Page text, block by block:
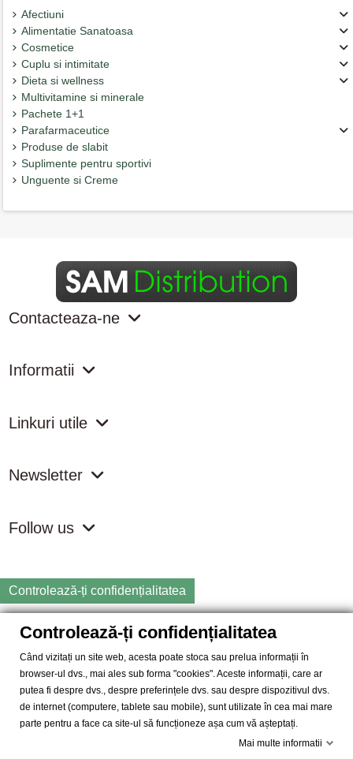
Afectiuni
Alimentatie Sanatoasa
Cosmetice
Cuplu si intimitate
Dieta si wellness
Multivitamine si minerale
Pachete 1+1
Parafarmaceutice
Produse de slabit
Suplimente pentru sportivi
Unguente si Creme
Contacteaza-ne
Informatii
Linkuri utile
Newsletter
Follow us
Controlează-ți confidențialitatea
Copyright
2026 samdistribution.ro - Magazin online cu Produse
SAM DISTRIBUTION S.R.L.- Cod fiscal: RO14935035, Registrul
Comertului: J40/10004/2002, Adresa: Str. Dimieni, nr. 7, Bucuresti,
sector 5.
Controlează-ți confidențialitatea
Când vizitați un site web, acesta poate stoca sau prelua informații în
browser-ul dvs., mai ales sub forma "cookies". Aceste informații, care ar
putea fi despre dvs., despre preferințele dvs. sau despre dispozitivul dvs.
de internet (computere, tablete sau mobile), sunt utilizate în cea mai mare
parte pentru a face ca site-ul să funcționeze așa cum vă așteptați.
Mai multe informatii